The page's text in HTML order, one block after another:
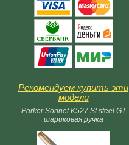
Рекомендуем купить эти
модели
Parker Sonnet K527 St.steel GT
шариковая ручка